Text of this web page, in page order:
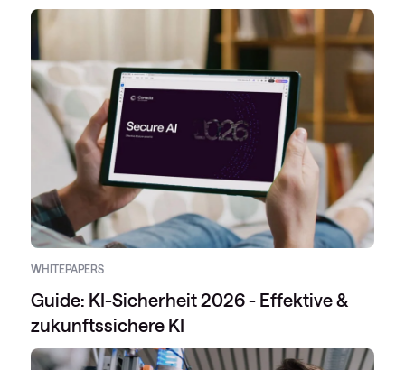
WHITEPAPERS
Guide: KI-Sicherheit 2026 - Effektive &
zukunftssichere KI